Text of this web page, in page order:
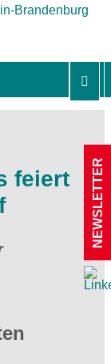
feiert
NEWSLETTER